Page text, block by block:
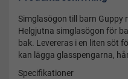
Simglasögon till barn Guppy
Helgjutna simglasögon för
bak. Levereras i en liten söt
kan lägga glasspengarna,
Specifikationer